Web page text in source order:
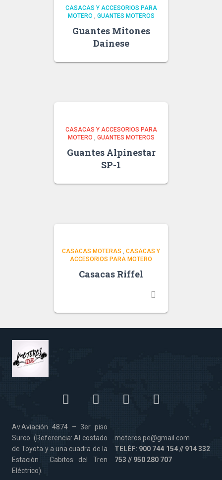
CASACAS Y ACCESORIOS PARA
MOTERO, GUANTES MOTEROS
Guantes Mitones
Dainese
CASACAS Y ACCESORIOS PARA
MOTERO , GUANTES MOTEROS
Guantes Alpinestar
SP-1
CASACAS MOTERAS , CASACAS Y
ACCESORIOS PARA MOTERO
Casacas Riffel
Av.Aviación 4874 – 3er piso
Surco. (Referencia: Al costado
de Toyota y a una cuadra de la
Estación Cabitos del Tren
Eléctrico).
moteros.pe@gmail.com
TELÉF: 900 744 154 // 914 332
753 // 950 280 707